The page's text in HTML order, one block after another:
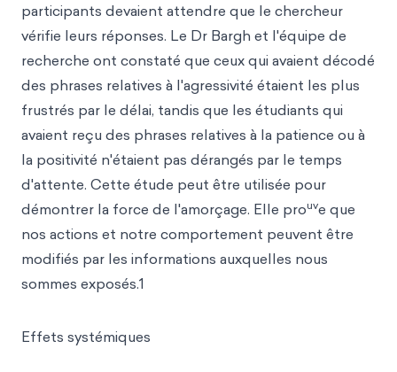
participants devaient attendre que le chercheur
vérifie leurs réponses. Le Dr Bargh et l'équipe de
recherche ont constaté que ceux qui avaient décodé
des phrases relatives à l'agressivité étaient les plus
frustrés par le délai, tandis que les étudiants qui
avaient reçu des phrases relatives à la patience ou à
la positivité n'étaient pas dérangés par le temps
d'attente. Cette étude peut être utilisée pour
démontrer la force de l'amorçage. Elle prouve que
nos actions et notre comportement peuvent être
modifiés par les informations auxquelles nous
sommes exposés.1
Effets systémiques